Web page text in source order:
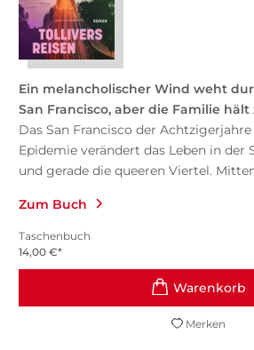
Ein melancholischer Wind weht
San Francisco, aber die Familie hält
Das San Francisco der
Epidemie verändert das Leben in der
und gerade die queeren Viertel.
Zum Buch
Taschenbuch
14,00 €*
Merken